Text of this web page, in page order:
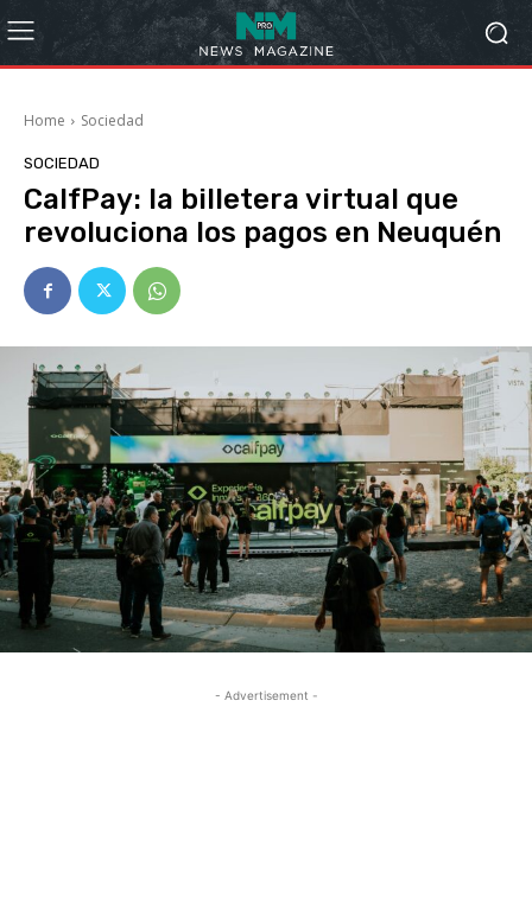
Home Sociedad
SOCIEDAD
CalfPay: la billetera virtual que
revoluciona los pagos en Neuquén
- Advertisement -